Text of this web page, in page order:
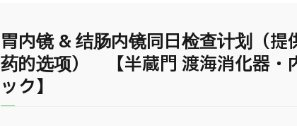
胃内镜 & 结肠内镜同日检查计划（提
药的选项） 【半蔵門 渡海消化器・
ック】